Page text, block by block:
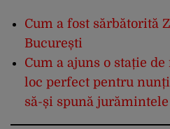
Cum a fost sărbătorită
București
Cum a ajuns o stație
loc perfect pentru
să-și spună